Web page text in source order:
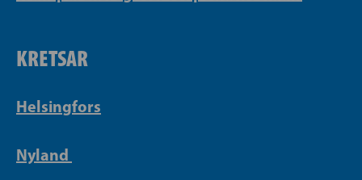
KRETSAR
Helsingfors
Nyland